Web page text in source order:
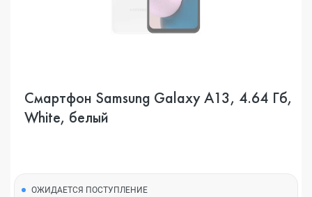
Смартфон Samsung Galaxy A13, 4.64 Гб,
White, белый
ОЖИДАЕТСЯ ПОСТУПЛЕНИЕ